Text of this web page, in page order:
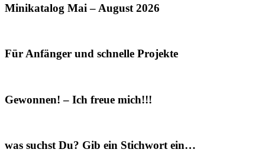
Minikatalog Mai – August 2026
Für Anfänger und schnelle Projekte
Gewonnen! – Ich freue mich!!!
was suchst Du? Gib ein Stichwort ein…